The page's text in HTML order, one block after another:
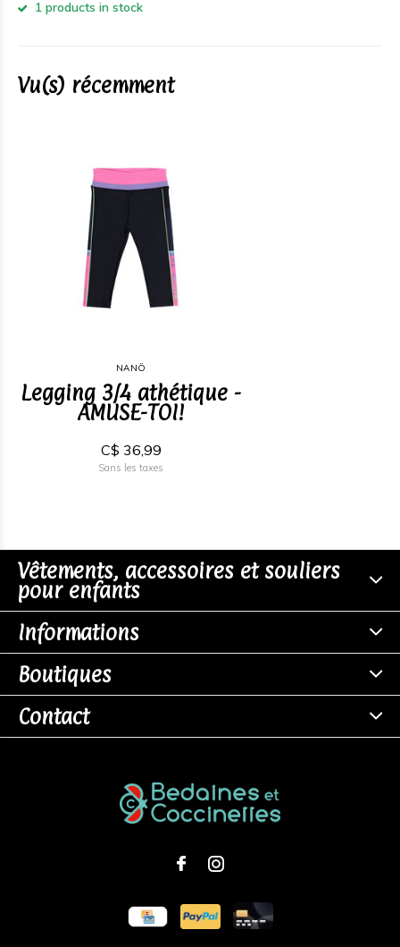
1 products in stock
Vu(s) récemment
NANÖ
Legging 3/4 athétique -
AMUSE-TOI!
C$ 36,99
Sans les taxes
Vêtements, accessoires et souliers
pour enfants
Informations
Boutiques
Contact